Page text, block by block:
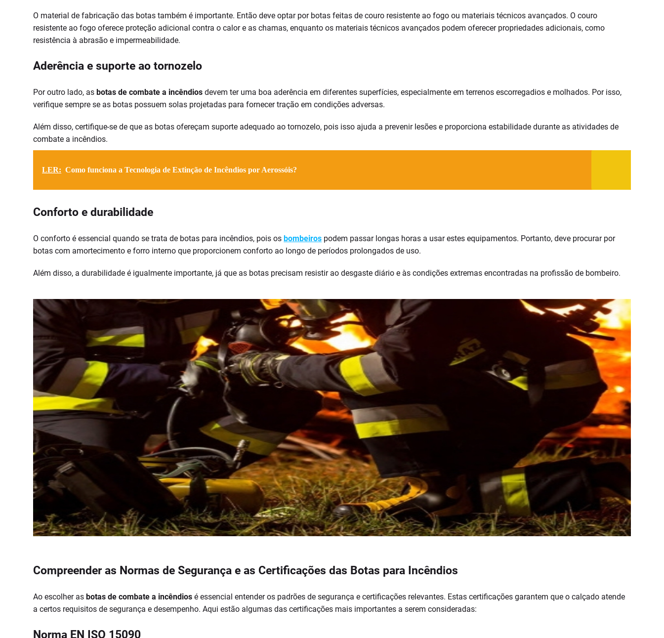
O material de fabricação das botas também é importante. Então deve optar por botas feitas de couro resistente ao fogo ou materiais técnicos avançados. O couro
resistente ao fogo oferece proteção adicional contra o calor e as chamas, enquanto os materiais técnicos avançados podem oferecer propriedades adicionais, como
resistência à abrasão e impermeabilidade.
Aderência e suporte ao tornozelo
Por outro lado, asbotas de combate a incêndios devem ter uma boa aderência em diferentes superfícies, especialmente em terrenos escorregadios e molhados. Por isso,
verifique sempre se as botas possuem solas projetadas para fornecer tração em condições adversas.
Além disso, certifique-se de que as botas ofereçam suporte adequado ao tornozelo, pois isso ajuda a prevenir lesões e proporciona estabilidade durante as atividades de
combate a incêndios.
LER: Como funciona a Tecnologia de Extinção de Incêndios por Aerossóis?
Conforto e durabilidade
O conforto é essencial quando se trata de botas para incêndios, pois osbombeiros podem passar longas horas a usar estes equipamentos. Portanto, deve procurar por
botas com amortecimento e forro interno que proporcionem conforto ao longo de períodos prolongados de uso.
Além disso, a durabilidade é igualmente importante, já que as botas precisam resistir ao desgaste diário e às condições extremas encontradas na profissão de bombeiro.
Compreender as Normas de Segurança e as Certificações das Botas para Incêndios
Ao escolher asbotas de combate a incêndios é essencial entender os padrões de segurança e certificações relevantes. Estas certificações garantem que o calçado atende
a certos requisitos de segurança e desempenho. Aqui estão algumas das certificações mais importantes a serem consideradas:
Norma EN ISO 15090